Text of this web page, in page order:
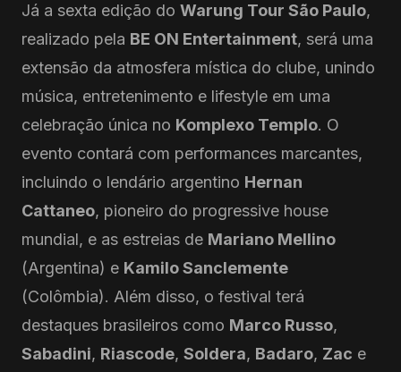
Já a sexta edição do Warung Tour São Paulo,
realizado pela BE ON Entertainment, será uma
extensão da atmosfera mística do clube, unindo
música, entretenimento e lifestyle em uma
celebração única no Komplexo Templo. O
evento contará com performances marcantes,
incluindo o lendário argentino Hernan
Cattaneo, pioneiro do progressive house
mundial, e as estreias de Mariano Mellino
(Argentina) e Kamilo Sanclemente
(Colômbia). Além disso, o festival terá
destaques brasileiros como Marco Russo,
Sabadini, Riascode, Soldera, Badaro, Zac e